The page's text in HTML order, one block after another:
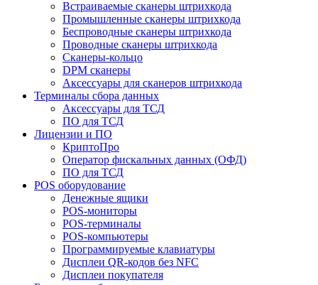
Встраиваемые сканеры штрихкода
Промышленные сканеры штрихкода
Беспроводные сканеры штрихкода
Проводные сканеры штрихкода
Сканеры-кольцо
DPM сканеры
Аксессуары для сканеров штрихкода
Терминалы сбора данных
Аксессуары для ТСД
ПО для ТСД
Лицензии и ПО
КриптоПро
Оператор фискальных данных (ОФД)
ПО для ТСД
POS оборудование
Денежные ящики
POS-мониторы
POS-терминалы
POS-компьютеры
Программируемые клавиатуры
Дисплеи QR-кодов без NFC
Дисплеи покупателя